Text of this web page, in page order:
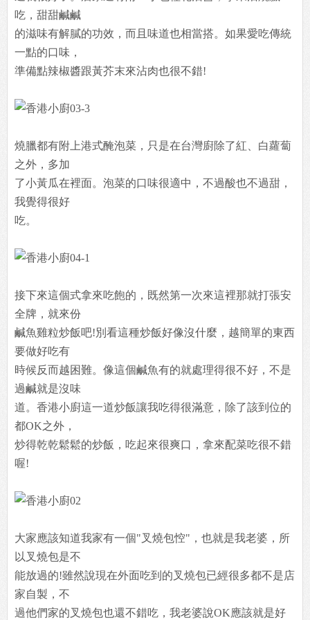
吃，甜甜鹹鹹
的滋味有解膩的功效，而且味道也相當搭。如果愛吃傳統
一點的口味，
準備點辣椒醬跟黃芥末來沾肉也很不錯!
燒臘都有附上港式醃泡菜，只是在台灣廚除了紅、白蘿蔔
之外，多加
了小黃瓜在裡面。泡菜的口味很適中，不過酸也不過甜，
我覺得很好
吃。
接下來這個式拿來吃飽的，既然第一次來這裡那就打張安
全牌，就來份
鹹魚雞粒炒飯吧!別看這種炒飯好像沒什麼，越簡單的東西
要做好吃有
時候反而越困難。像這個鹹魚有的就處理得很不好，不是
過鹹就是沒味
道。香港小廚這一道炒飯讓我吃得很滿意，除了該到位的
都OK之外，
炒得乾乾鬆鬆的炒飯，吃起來很爽口，拿來配菜吃很不錯
喔!
大家應該知道我家有一個"叉燒包悾"，也就是我老婆，所
以叉燒包是不
能放過的!雖然說現在外面吃到的叉燒包已經很多都不是店
家自製，不
過他們家的叉燒包也還不錯吃，我老婆說OK應該就是好